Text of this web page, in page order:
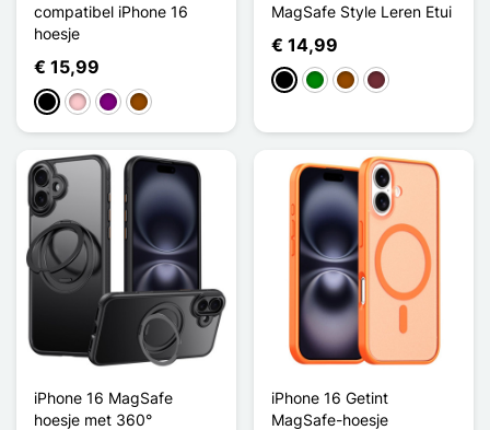
compatibel iPhone 16
hoesje
€ 15,99
ZwartRozePurper
Bruin
MagSafe Style Leren Etui
€ 14,99
ZwartGroenBruinRouge Vin
iPhone 16 MagSafe
hoesje met 360°
iPhone 16 Getint
MagSafe-hoesje